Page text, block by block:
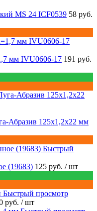
MS 24 ICF0539 58 руб.
мм IVU0606-17 191 руб.
Абразив 125x1,2x22 мм
Быстрый
(19683) 125 руб. / шт
Быстрый просмотр
руб. / шт